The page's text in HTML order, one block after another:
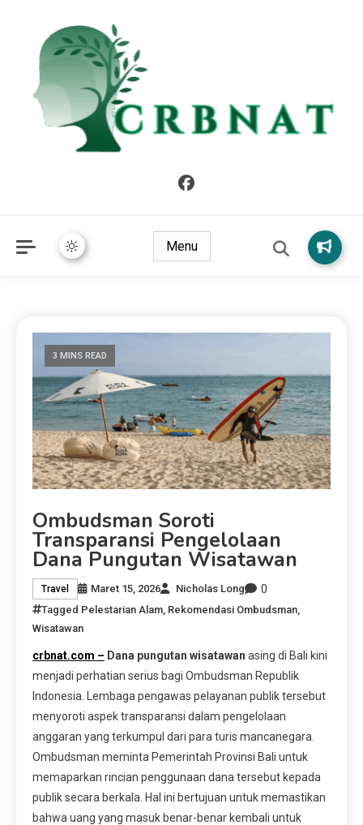
Menu
3 MINS READ
Ombudsman Soroti
Transparansi Pengelolaan
Dana Pungutan Wisatawan
Travel Maret 15, 2026 Nicholas Long 0
Tagged Pelestarian Alam Rekomendasi Ombudsman
Wisatawan
crbnat.com – Dana pungutan wisatawan asing di Bali kini
menjadi perhatian serius bagi Ombudsman Republik
Indonesia. Lembaga pengawas pelayanan publik tersebut
menyoroti aspek transparansi dalam pengelolaan
anggaran yang terkumpul dari para turis mancanegara.
Ombudsman meminta Pemerintah Provinsi Bali untuk
memaparkan rincian penggunaan dana tersebut kepada
publik secara berkala. Hal ini bertujuan untuk memastikan
bahwa uang yang masuk benar-benar kembali untuk